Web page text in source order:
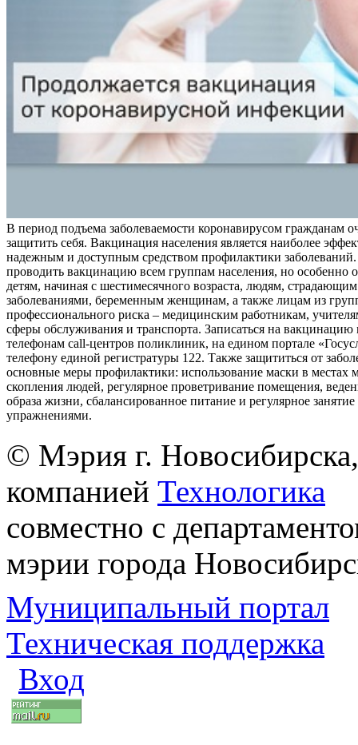
В период подъема заболеваемости коронавирусом гражданам
защитить себя. Вакцинация населения является наиболее
надежным и доступным средством профилактики заболеваний.
проводить вакцинацию всем группам населения, но особенно
детям, начиная с шестимесячного возраста, людям,
заболеваниями, беременным женщинам, а также лицам из
профессионального риска – медицинским работникам,
сферы обслуживания и транспорта. Записаться на
телефонам call-центров поликлиник, на едином портале
телефону единой регистратуры 122. Также защититься от
основные меры профилактики: использование маски в местах
скопления людей, регулярное проветривание помещения,
образа жизни, сбалансированное питание и регулярное
упражнениями.
© Мэрия г.
компанией Технологика
совместно с
мэрии города
Муниципальный портал
Техническая поддержка
Вход